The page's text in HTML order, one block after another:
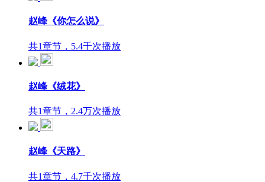
赵峰《你怎么说》
共1章节，5.4千次播放
赵峰《绒花》
共1章节，2.4万次播放
赵峰《天路》
共1章节，4.7千次播放